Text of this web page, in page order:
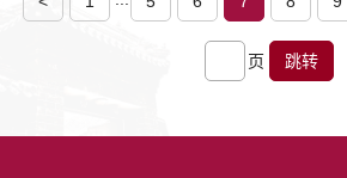
页 跳转